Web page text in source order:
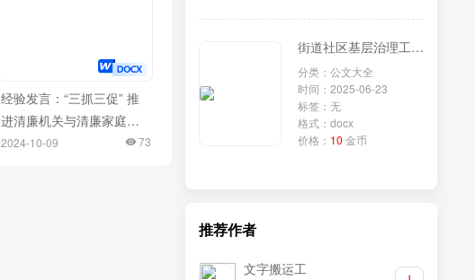
经验发言：“三抓三促” 推
进清廉机关与清廉家庭融
合共建
2024-10-09 73
街道社区基层治理工作经验材料汇编（5篇）
分类：公文大全
时间：2025-06-23
标签：无
格式：docx
价格： 10 金币
推荐作者
文字搬运工